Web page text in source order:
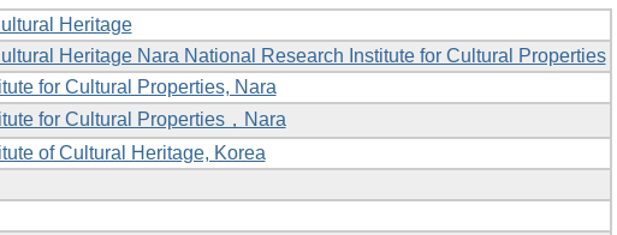
Heritage
Heritage Nara National Research Institute for Cultural Properties
for Cultural Properties, Nara
for Cultural Properties，Nara
of Cultural Heritage, Korea